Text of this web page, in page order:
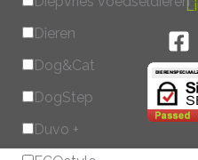
Dieren
Dog&Cat
DogStep
Duvo +